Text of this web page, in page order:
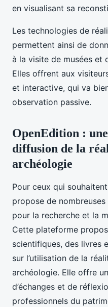
en visualisant sa
Les technologies de
permettent ainsi de
à la visite de musées et
Elles offrent aux
et interactive, qui va
observation passive.
OpenEdition :
diffusion de la
archéologie
Pour ceux qui
propose de
pour la recherche et la
Cette plateforme
scientifiques, des livres
sur l’utilisation de la
archéologie. Elle offre
d’échanges et de
professionnels du